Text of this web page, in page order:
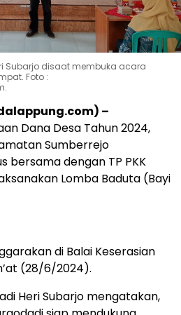
Subarjo disaat membuka acara
Foto :
–
Dana Desa Tahun 2024,
Sumberrejo
bersama dengan TP PKK
Lomba Baduta (Bayi
di Balai Keserasian
(28/6/2024).
Heri Subarjo mengatakan,